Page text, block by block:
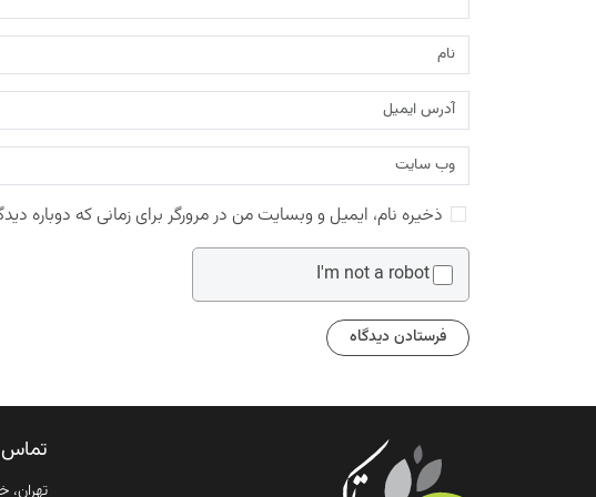
ذخیره نام، ایمیل و وبسایت من در مرورگر برای زمانی که دوباره
I'm not a robot
تماس